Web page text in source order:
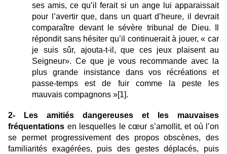
ses amis, ce qu’il ferait si un ange lui apparaissait
pour l’avertir que, dans un quart d’heure, il devrait
comparaître devant le sévère tribunal de Dieu. Il
répondit sans hésiter qu’il continuerait à jouer, « car
je suis sûr, ajouta-t-il, que ces jeux plaisent au
Seigneur». Ce que je vous recommande avec la
plus grande insistance dans vos récréations et
passe-temps est de fuir comme la peste les
mauvais compagnons »[1].
2- Les amitiés dangereuses et les mauvaises
fréquentations en lesquelles le cœur s’amollit, et où l’on
se permet progressivement des propos obscènes, des
familiarités exagérées, puis des gestes déplacés, puis